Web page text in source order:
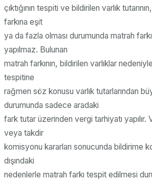
çıktığının tespiti ve bildirilen varlık
farkına eşit
ya da fazla olması durumunda matrah
yapılmaz. Bulunan
matrah farkının, bildirilen varlıklar nedeniyle
tespitine
rağmen söz konusu varlık tutarlarından
durumunda sadece aradaki
fark tutar üzerinden vergi tarhiyatı yapılır.
veya takdir
komisyonu kararları sonucunda bildirime
dışındaki
nedenlerle matrah farkı tespit edilmesi